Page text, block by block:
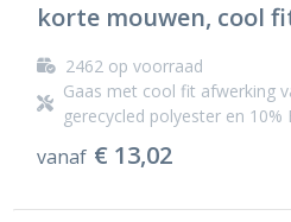
korte mouwen, cool
2462op voorraad
Gaas met cool fit afwerking
gerecycled polyester en
vanaf € 13,02